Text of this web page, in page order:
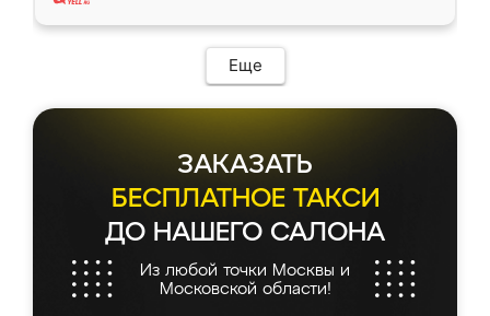
Еще
ЗАКАЗАТЬ
БЕСПЛАТНОЕ ТАКСИ
ДО НАШЕГО САЛОНА
Из любой точки Москвы и
Московской области!